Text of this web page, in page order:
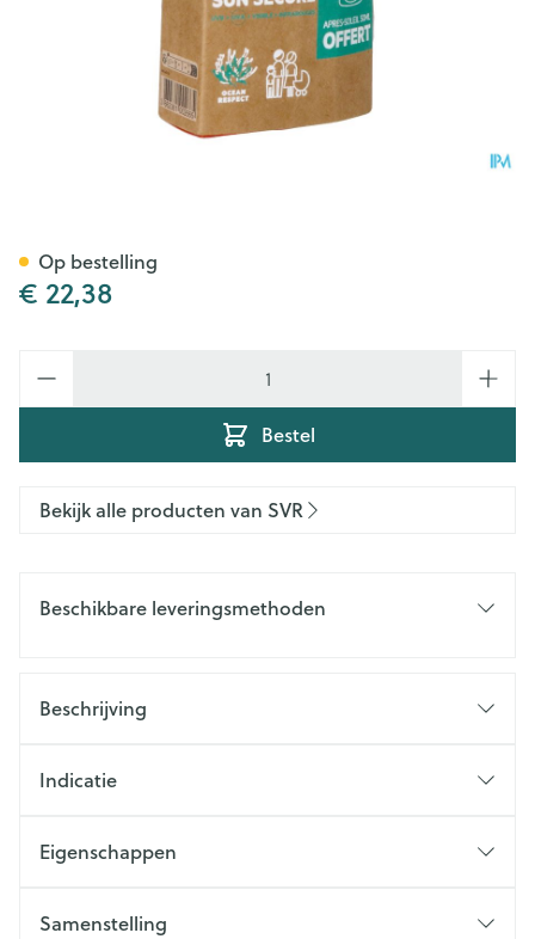
€ 22,38
Bestel
Op bestelling
Bekijk alle producten van SVR
Beschikbare leveringsmethoden
Beschrijving
Indicatie
Eigenschappen
Samenstelling